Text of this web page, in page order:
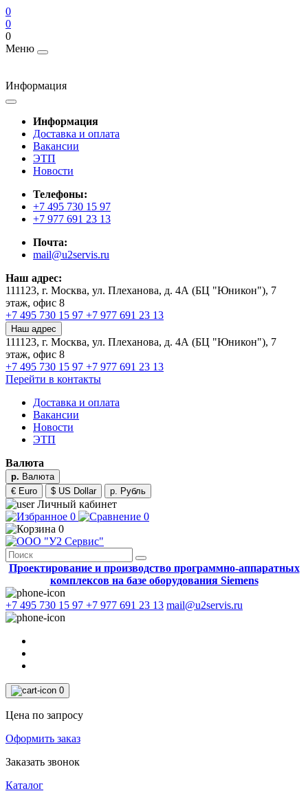
0
0
0
Меню
Информация
Информация
Доставка и оплата
Вакансии
ЭТП
Новости
Телефоны:
+7 495 730 15 97
+7 977 691 23 13
Почта:
mail@u2servis.ru
Наш адрес:
111123, г. Москва, ул. Плеханова, д. 4А (БЦ "Юникон"), 7
этаж, офис 8
+7 495 730 15 97 +7 977 691 23 13
Наш адрес
111123, г. Москва, ул. Плеханова, д. 4А (БЦ "Юникон"), 7
этаж, офис 8
+7 495 730 15 97 +7 977 691 23 13
Перейти в контакты
Доставка и оплата
Вакансии
Новости
ЭТП
Валюта
р. Валюта
€ Euro
$ US Dollar р. Рубль
Личный кабинет
0
0
0
Проектирование и производство программно-аппаратных
комплексов на базе оборудования Siemens
+7 495 730 15 97 +7 977 691 23 13 mail@u2servis.ru
0
Цена по запросу
Оформить заказ
Заказать звонок
Каталог